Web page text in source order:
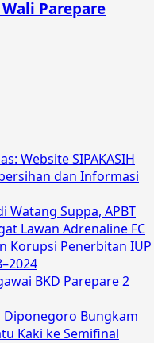
Parepare
Website SIPAKASIH
dan Informasi
Watang Suppa, APBT
Lawan Adrenaline FC
Korupsi Penerbitan IUP
BKD Parepare 2
Diponegoro Bungkam
Kaki ke Semifinal